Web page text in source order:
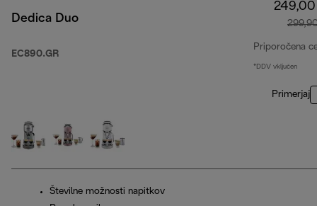
Dedica Duo
EC890.GR
Priporočena
*DDV vključen
Primerjaj
Številne možnosti napitkov